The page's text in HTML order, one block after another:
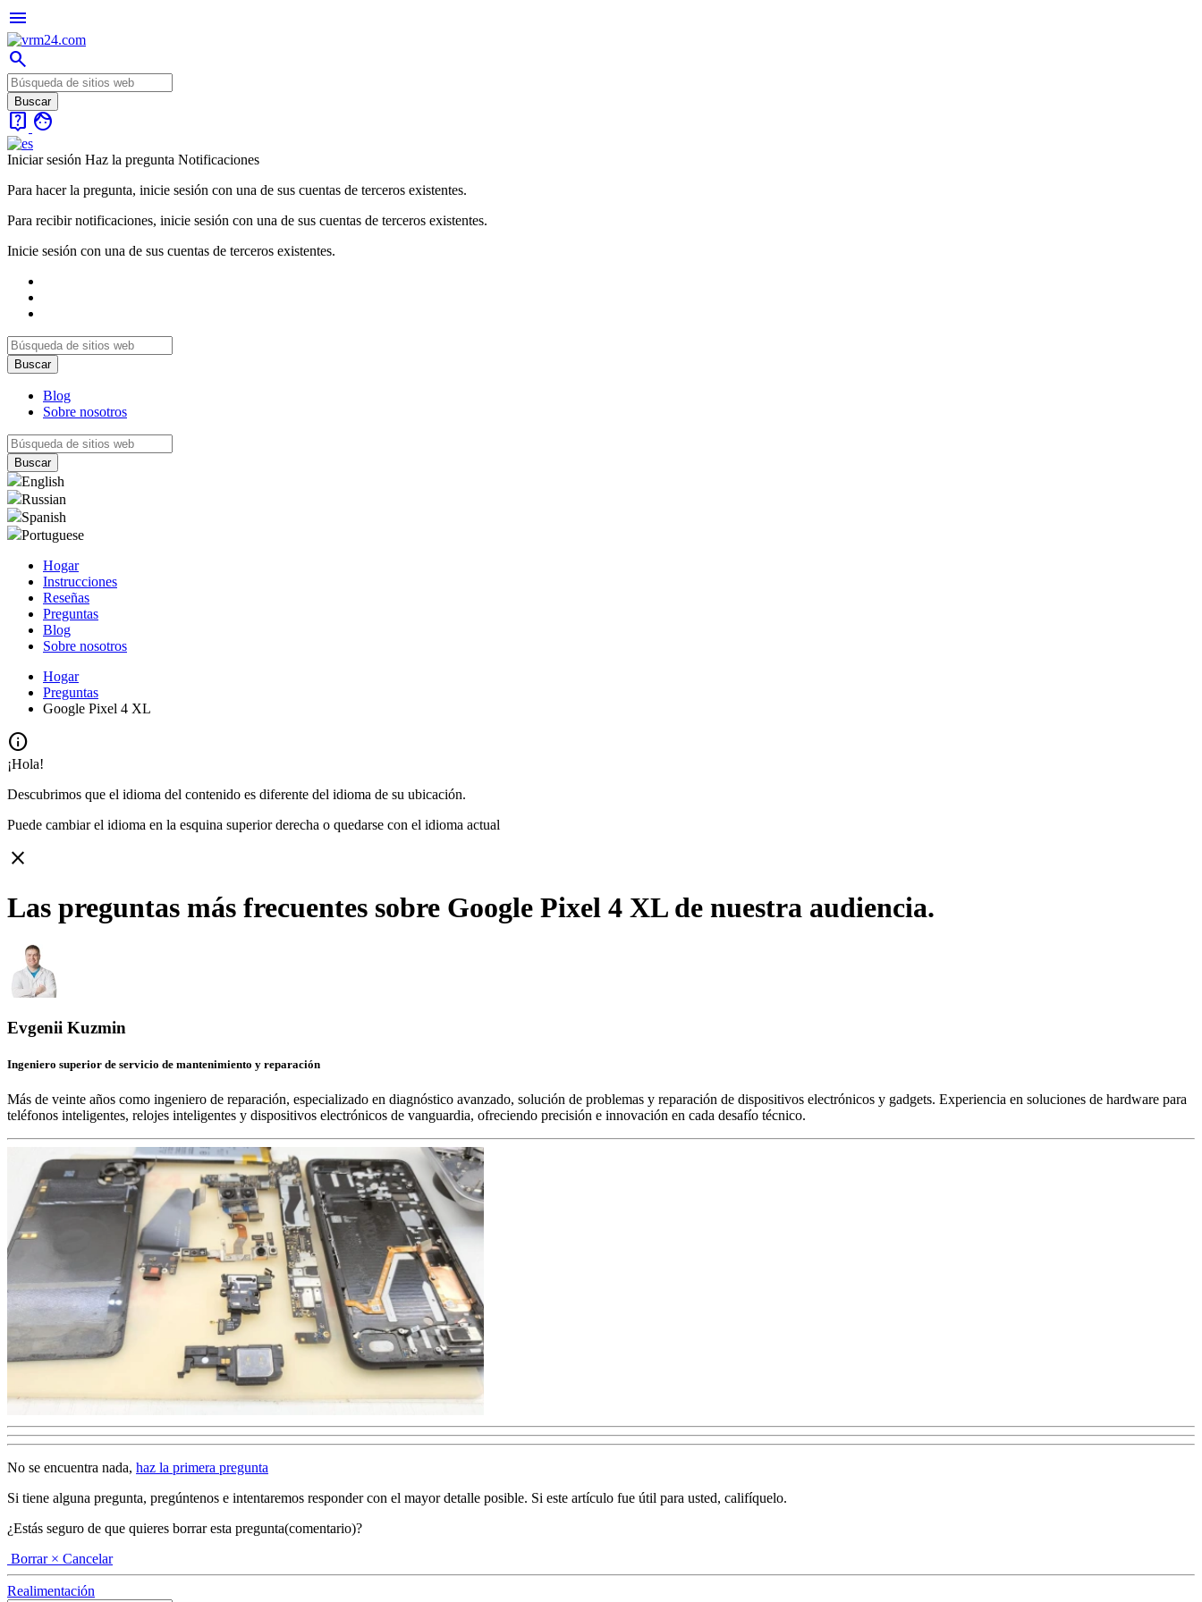
menu
search
live_help face
Iniciar sesión Haz la pregunta Notificaciones
Para hacer la pregunta, inicie sesión con una de sus cuentas de terceros existentes.
Para recibir notificaciones, inicie sesión con una de sus cuentas de terceros existentes.
Inicie sesión con una de sus cuentas de terceros existentes.
Blog
Sobre nosotros
English
Russian
Spanish
Portuguese
Hogar
Instrucciones
Reseñas
Preguntas
Blog
Sobre nosotros
Hogar
Preguntas
Google Pixel 4 XL
info
¡Hola!
Descubrimos que el idioma del contenido es diferente del idioma de su ubicación.
Puede cambiar el idioma en la esquina superior derecha o quedarse con el idioma actual
close
Las preguntas más frecuentes sobre Google Pixel 4 XL de nuestra audiencia.
Evgenii Kuzmin
Ingeniero superior de servicio de mantenimiento y reparación
Más de veinte años como ingeniero de reparación, especializado en diagnóstico avanzado, solución de problemas y reparación de dispositivos electrónicos y gadgets. Experiencia en soluciones de hardware para
teléfonos inteligentes, relojes inteligentes y dispositivos electrónicos de vanguardia, ofreciendo precisión e innovación en cada desafío técnico.
No se encuentra nada, haz la primera pregunta
Si tiene alguna pregunta, pregúntenos e intentaremos responder con el mayor detalle posible. Si este artículo fue útil para usted, califíquelo.
¿Estás seguro de que quieres borrar esta pregunta(comentario)?
Borrar × Cancelar
Realimentación